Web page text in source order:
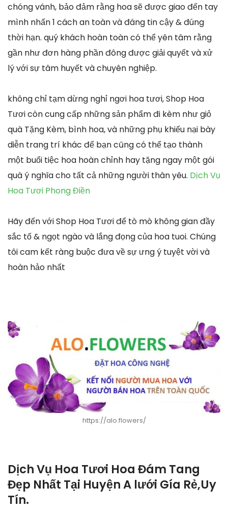
chóng vánh, bảo đảm rằng hoa sẽ được giao đến tay
mình nhấn 1 cách an toàn và đáng tin cậy & đúng
thời hạn. quý khách hoàn toàn có thể yên tâm rằng
gần như đơn hàng phần đông được giải quyết và xử
lý với sự tâm huyết và chuyên nghiệp.
không chỉ tạm dừng nghỉ ngơi hoa tươi, Shop Hoa
Tươi còn cung cấp những sản phẩm đi kèm như giỏ
quà Tặng Kèm, bình hoa, và những phụ khiếu nại bày
diễn trang trí khác để bạn cũng có thể tạo thành
một buổi tiệc hoa hoàn chỉnh hay tặng ngay một gói
quà ý nghĩa cho tất cả những người thân yêu. Dịch Vụ
Hoa Tươi Phong Điền
Hãy đến với Shop Hoa Tươi để tò mò không gian đầy
sắc tố & ngọt ngào và lắng đọng của hoa tuoi. Chúng
tôi cam kết ràng buộc đưa về sự ưng ý tuyệt vời và
hoàn hảo nhất
https://alo.flowers/
Dịch Vụ Hoa Tươi Hoa Đám Tang
Đẹp Nhất Tại Huyện A lưới Gía Rẻ,Uy
Tín.